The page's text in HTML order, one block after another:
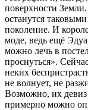
поверхности
останутся
поколение. И
моде, ведь ещё
можно лечь в
проснуться».
неких
не волнует, не
Возможно, их
примерно можно